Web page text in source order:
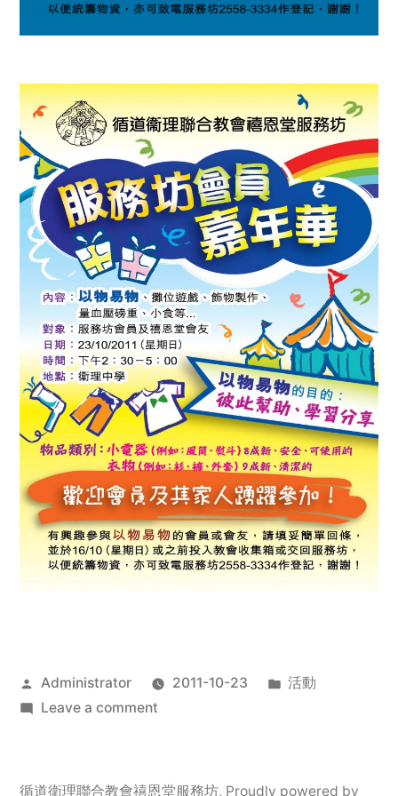
Posted
by
Administrator 2011-10-23
Posted
活動
Leave a commenton
服
循道衛理聯合教會禧恩堂服務坊, Proudly powered by